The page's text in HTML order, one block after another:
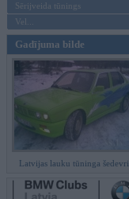
Sērijveida tūnings
Vel...
Gadījuma bilde
Latvijas lauku tūninga šedevri